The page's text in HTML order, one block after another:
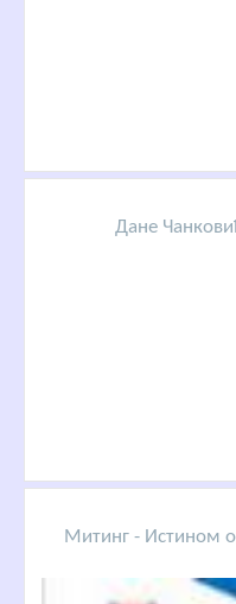
Дане
Митинг - Истином